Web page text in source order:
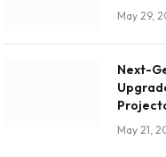
May 29,
Next-
May 21,